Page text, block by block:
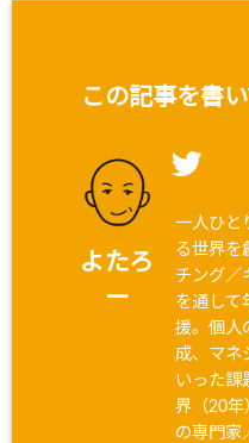
この記事を書
よたろ
ー
一人ひと
る世界を
チング／
を通して
援。個人
成、マネ
いった課
界（20年
の専門家